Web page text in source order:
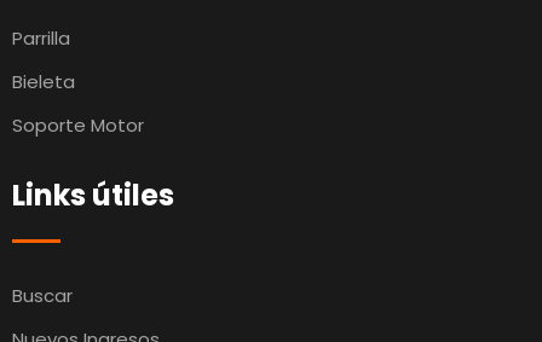
Parrilla
Bieleta
Soporte Motor
Links útiles
Buscar